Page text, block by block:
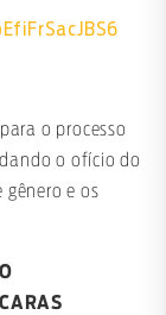
o processo
o ofício do
e os